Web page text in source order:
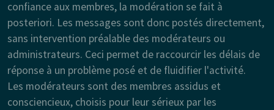
confiance aux membres, la modération se fait à
posteriori. Les messages sont donc postés directement,
sans intervention préalable des modérateurs ou
administrateurs. Ceci permet de raccourcir les délais de
réponse à un problème posé et de fluidifier l'activité.
Les modérateurs sont des membres assidus et
consciencieux, choisis pour leur sérieux par les